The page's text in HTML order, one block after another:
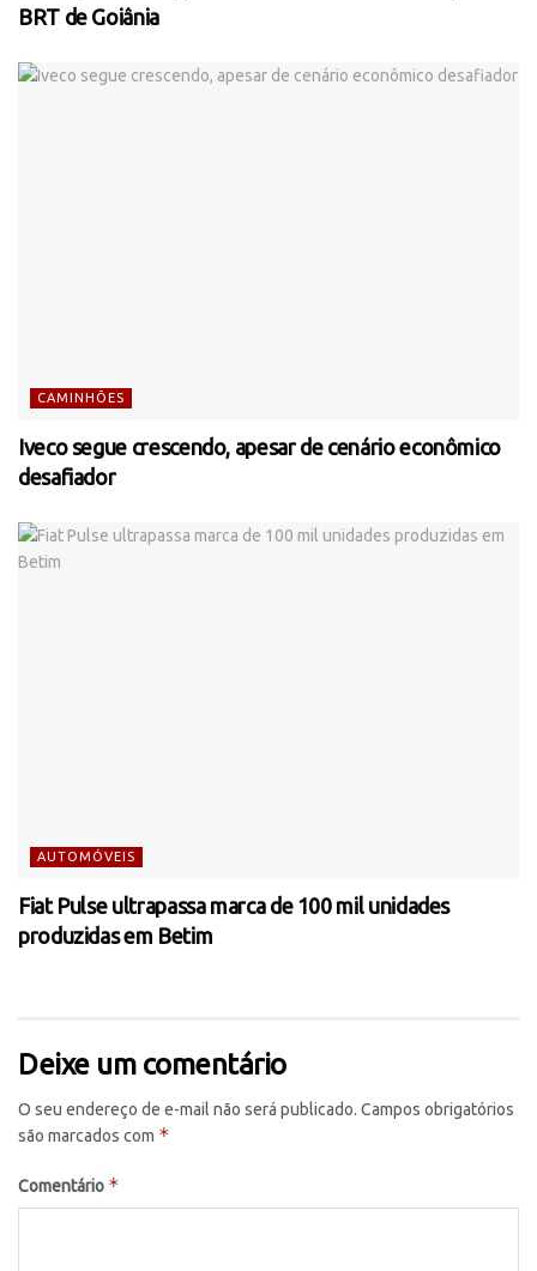
BRT de Goiânia
CAMINHÕES
Iveco segue crescendo, apesar de cenário econômico
desafiador
AUTOMÓVEIS
Fiat Pulse ultrapassa marca de 100 mil unidades
produzidas em Betim
Deixe um comentário
O seu endereço de e-mail não será publicado. Campos obrigatórios
são marcados com *
Comentário *